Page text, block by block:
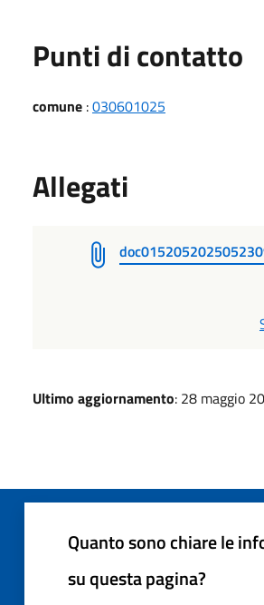
Punti di contatto
comune :030601025
Allegati
Ultimo aggiornamento: 28 maggio
Quanto sono chiare le
su questa pagina?